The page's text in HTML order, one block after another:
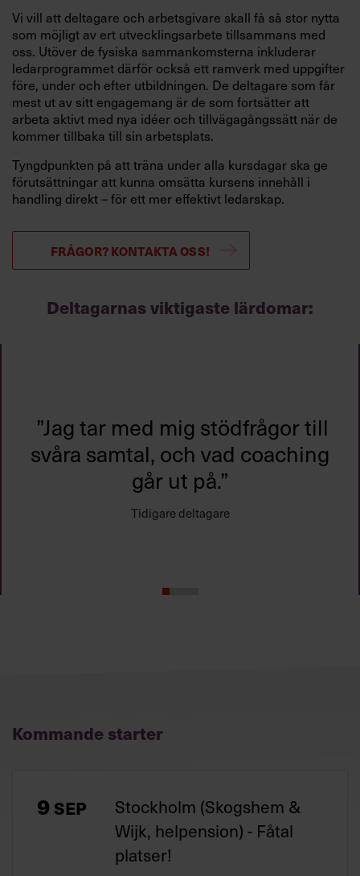
Vi vill att deltagare och arbetsgivare skall få så stor nytta
som möjligt av ert utvecklingsarbete tillsammans med
oss. Utöver de fysiska sammankomsterna inkluderar
ledarprogrammet därför också ett ramverk med uppgifter
före, under och efter utbildningen. De deltagare som får
mest ut av sitt engagemang är de som fortsätter att
arbeta aktivt med nya idéer och tillvägagångssätt när de
kommer tillbaka till sin arbetsplats.
Tyngdpunkten på att träna under alla kursdagar ska ge
förutsättningar att kunna omsätta kursens innehåll i
handling direkt – för ett mer effektivt ledarskap.
FRÅGOR? KONTAKTA OSS!
Deltagarnas viktigaste lärdomar:
tryggheten är, och hur bra
exempel denna kurs och grupp
var i att man kan finna
psykologisk trygghet fort om
man gör det rätt.”
Kommande starter
9 SEP
Stockholm (Skogshem &
Wijk, helpension) - Fåtal
platser!